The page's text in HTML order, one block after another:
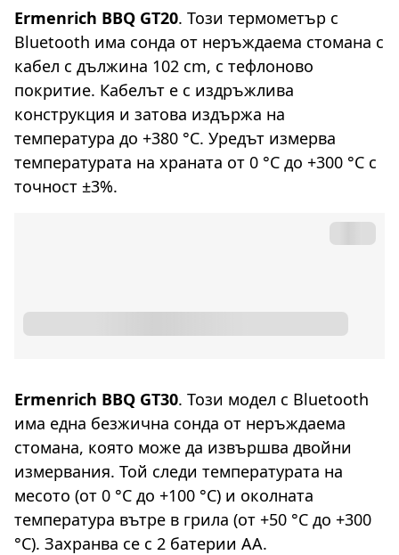
Ermenrich BBQ GT20. Този термометър с
Bluetooth има сонда от неръждаема стомана с
кабел с дължина 102 cm, с тефлоново
покритие. Кабелът е с издръжлива
конструкция и затова издържа на
температура до +380 °C. Уредът измерва
температурата на храната от 0 °C до +300 °C с
точност ±3%.
Ermenrich BBQ GT30. Този модел с Bluetooth
има една безжична сонда от неръждаема
стомана, която може да извършва двойни
измервания. Той следи температурата на
месото (от 0 °C до +100 °C) и околната
температура вътре в грила (от +50 °C до +300
°C). Захранва се с 2 батерии АА.